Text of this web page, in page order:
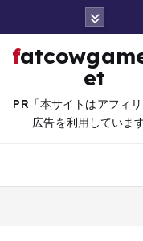
fatcowgames.n
et
PR「本サイトはアフィ
広告を利用しています